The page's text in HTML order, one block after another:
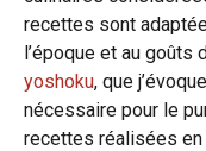
recettes sont
l’époque et au goûts
yoshoku, que
nécessaire pour le
recettes réalisées en